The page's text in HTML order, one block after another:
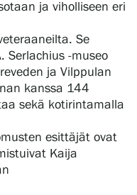
ja viholliseen eri
Se
Serlachius -museo
ja Vilppulan
kanssa 144
sekä kotirintamalla
esittäjät ovat
Kaija